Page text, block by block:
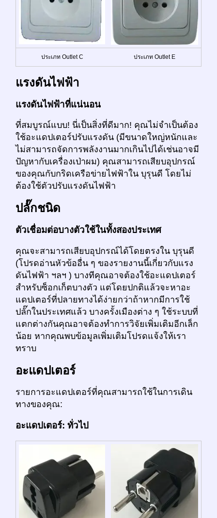
ประเภท Outlet C ประเภท Outlet E
แรงดันไฟฟ้า
แรงดันไฟฟ้าที่แน่นอน
ที่สมบูรณ์แบบ! นี่เป็นสิ่งที่ดีมาก! คุณไม่จำเป็นต้อง
ใช้อะแดปเตอร์ปรับแรงดัน (มีขนาดใหญ่หนักและ
ไม่สามารถจัดการพลังงานมากเกินไปได้เช่นอาจมี
ปัญหากับเครื่องเป่าผม) คุณสามารถเสียบอุปกรณ์
ของคุณกับกริดเครือข่ายไฟฟ้าใน บุรุนดี โดยไม่
ต้องใช้ตัวปรับแรงดันไฟฟ้า
ปลั๊กชนิด
ตัวเชื่อมต่อบางตัวใช้ในทั้งสองประเทศ
คุณจะสามารถเสียบอุปกรณ์ได้โดยตรงใน บุรุนดี
(โปรดอ่านหัวข้ออื่น ๆ ของรายงานนี้เกี่ยวกับแรง
ดันไฟฟ้า ฯลฯ ) บางทีคุณอาจต้องใช้อะแดปเตอร์
สำหรับซ็อกเก็ตบางตัว แต่โดยปกติแล้วจะหาอะ
แดปเตอร์ที่ปลายทางได้ง่ายกว่าถ้าหากมีการใช้
ปลั๊กในประเทศแล้ว บางครั้งเมืองต่าง ๆ ใช้ระบบที่
แตกต่างกันคุณอาจต้องทำการวิจัยเพิ่มเติมอีกเล็ก
น้อย หากคุณพบข้อมูลเพิ่มเติมโปรดแจ้งให้เรา
ทราบ
อะแดปเตอร์
รายการอะแดปเตอร์ที่คุณสามารถใช้ในการเดิน
ทางของคุณ:
อะแดปเตอร์: ทั่วไป